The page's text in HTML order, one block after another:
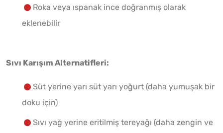
Roka veya ıspanak ince doğranmış olarak
eklenebilir
Sıvı Karışım Alternatifleri:
Süt yerine yarı süt yarı yoğurt (daha yumuşak bir
doku için)
Sıvı yağ yerine eritilmiş tereyağı (daha zengin ve